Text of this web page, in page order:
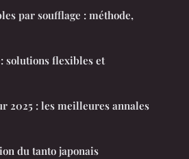
par soufflage : méthode,
solutions flexibles et
2025 : les meilleures annales
du tanto japonais